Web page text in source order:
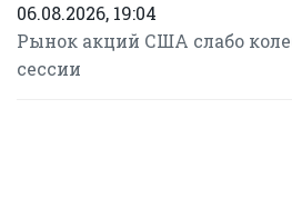
06.08.2026, 19:04
Рынок акций США слабо
сессии